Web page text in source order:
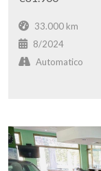
33.000 km
8/2024
Automatico